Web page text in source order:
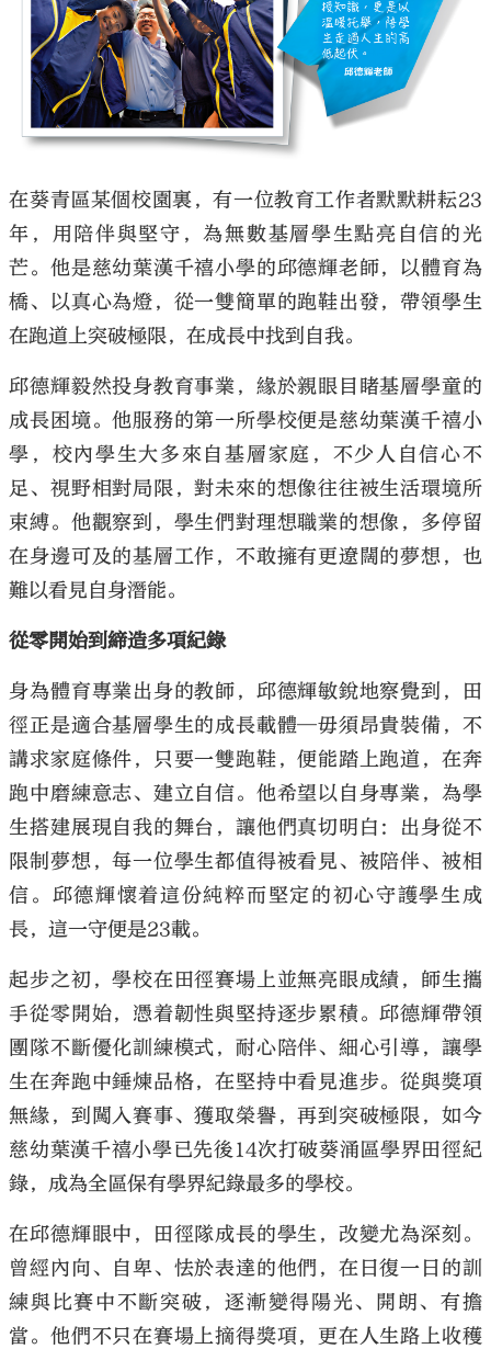
在葵青區某個校園裏，有一位教育工作者默默耕耘23
年，用陪伴與堅守，為無數基層學生點亮自信的光
芒。他是慈幼葉漢千禧小學的邱德輝老師，以體育為
橋、以真心為燈，從一雙簡單的跑鞋出發，帶領學生
在跑道上突破極限，在成長中找到自我。
邱德輝毅然投身教育事業，緣於親眼目睹基層學童的
成長困境。他服務的第一所學校便是慈幼葉漢千禧小
學，校內學生大多來自基層家庭，不少人自信心不
足、視野相對局限，對未來的想像往往被生活環境所
束縛。他觀察到，學生們對理想職業的想像，多停留
在身邊可及的基層工作，不敢擁有更遼闊的夢想，也
難以看見自身潛能。
從零開始到締造多項紀錄
身為體育專業出身的教師，邱德輝敏銳地察覺到，田
徑正是適合基層學生的成長載體─毋須昂貴裝備，不
講求家庭條件，只要一雙跑鞋，便能踏上跑道，在奔
跑中磨練意志、建立自信。他希望以自身專業，為學
生搭建展現自我的舞台，讓他們真切明白：出身從不
限制夢想，每一位學生都值得被看見、被陪伴、被相
信。邱德輝懷着這份純粹而堅定的初心守護學生成
長，這一守便是23載。
起步之初，學校在田徑賽場上並無亮眼成績，師生攜
手從零開始，憑着韌性與堅持逐步累積。邱德輝帶領
團隊不斷優化訓練模式，耐心陪伴、細心引導，讓學
生在奔跑中錘煉品格，在堅持中看見進步。從與獎項
無緣，到闖入賽事、獲取榮譽，再到突破極限，如今
慈幼葉漢千禧小學已先後14次打破葵涌區學界田徑紀
錄，成為全區保有學界紀錄最多的學校。
在邱德輝眼中，田徑隊成長的學生，改變尤為深刻。
曾經內向、自卑、怯於表達的他們，在日復一日的訓
練與比賽中不斷突破，逐漸變得陽光、開朗、有擔
當。他們不只在賽場上摘得獎項，更在人生路上收穫